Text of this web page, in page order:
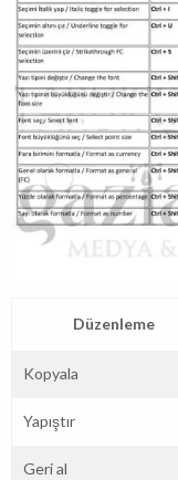
Düzenleme
Kopyala
Yapıştır
Geri al